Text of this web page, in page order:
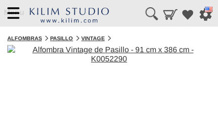
Menu
ALFOMBRAS PASILLO VINTAGE